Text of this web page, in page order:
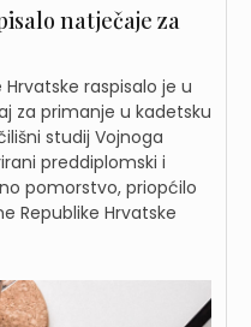
natječaje za
raspisalo je u
za primanje u kadetsku
studij Vojnoga
preddiplomski i
pomorstvo, priopćilo
Republike Hrvatske